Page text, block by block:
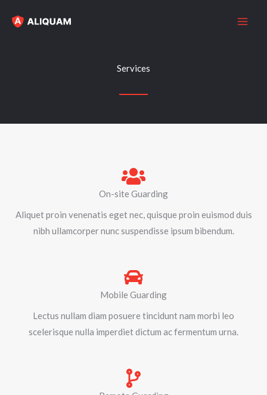
Services
On-site Guarding
Aliquet proin venenatis eget nec, quisque proin euismod duis
nibh ullamcorper nunc suspendisse ipsum bibendum.
Mobile Guarding
Lectus nullam diam posuere tincidunt nam morbi leo
scelerisque nulla imperdiet dictum ac fermentum urna.